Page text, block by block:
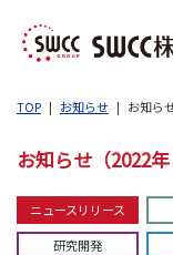
TOP お知らせ お知ら
お知らせ（2022
ニュースリリース
研究開発